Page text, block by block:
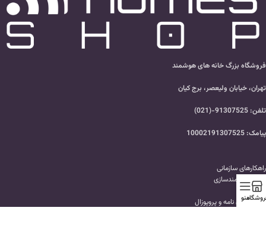
فروشگاه بزرگ خانه های هوشمند
تهران، خیابان ولیعصر، برج کیان
تلفن: 91307525-(021)
پیامک: 10002191307525
راهکارهای سازمانی
تهاتر هوشمندسازی
وبلاگ
ارسال پایان نامه و پروپوزال
منو